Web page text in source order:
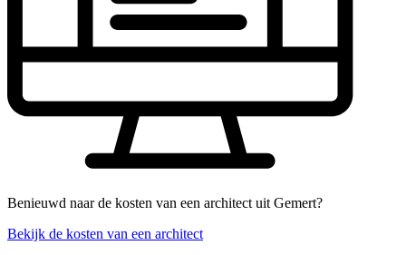
Benieuwd naar de kosten van een architect uit Gemert?
Bekijk de kosten van een architect